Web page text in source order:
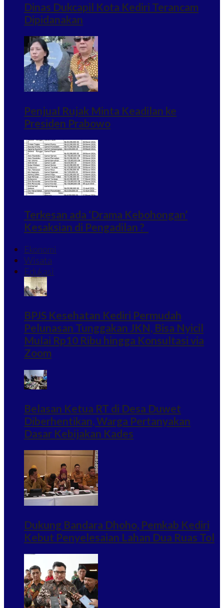
Dinas Dukcapil Kota Kediri Terancam
Dipidanakan
Penjual Rujak Minta Keadilan ke
Presiden Prabowo
Terkesan ada ‘Drama Kebohongan’
Kesaksian di Pengadilan ?
Ekonomi
Wisata
Edukasi
BPJS Kesehatan Kediri Permudah
Pelunasan Tunggakan JKN, Bisa Nyicil
Mulai Rp10 Ribu hingga Konsultasi via
Zoom
Belasan Ketua RT di Desa Duwet
Diberhentikan, Warga Pertanyakan
Dasar Kebijakan Kades
Dukung Bandara Dhoho, Pemkab Kediri
Kebut Penyelesaian Lahan Dua Ruas Tol